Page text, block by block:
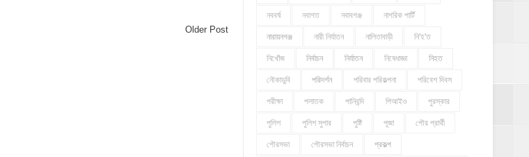
Older Post
নববর্ষ নবাগত নবাবগঞ্জ নাগরিক পার্টি
নারায়নগঞ্জ নারী নির্যাতন নালিতাবাড়ী নি'হ'ত
নিখোঁজ নির্বাচন নির্যাতন নিষেধাজ্ঞা নিহত
নৌকাডুবি পরিদর্শন পরিবার পরিকল্পনা পরিবেশ দিবস
পরীক্ষা পলাতক পানিবন্দি পিআইও পুরস্কার
পুলিশ পুলিশ সুপার পুষ্টি পূজা পৌর প্রার্থী
পৌরসভা পৌরসভা নির্বাচন প্রকল্প